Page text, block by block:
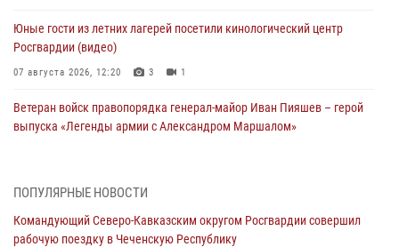
Юные гости из летних лагерей посетили кинологический центр
Росгвардии (видео)
07 августа 2026, 12:20 3 1
Ветеран войск правопорядка генерал-майор Иван Пияшев – герой
выпуска «Легенды армии с Александром Маршалом»
Представители ФСБ России по Уральскому округу Росгвардии и
Кузнецова
ПОПУЛЯРНЫЕ НОВОСТИ
Командующий Северо-Кавказским округом Росгвардии совершил
рабочую поездку в Чеченскую Республику